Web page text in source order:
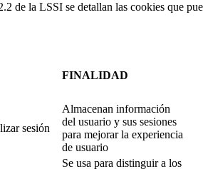
de la LSSI se detallan las cookies que
FINALIDAD
sesión
Almacenan información
del usuario y sus sesiones
para mejorar la experiencia
de usuario
Se usa para distinguir a los